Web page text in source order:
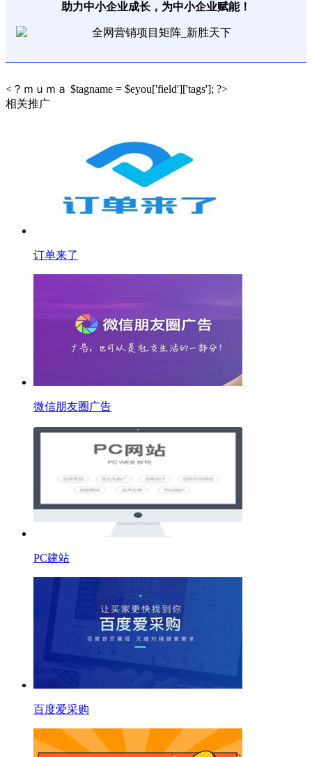
助力中小企业成长，为中小企业赋能！
<？ｍｕｍａ $tagname = $eyou['field']['tags']; ?>
相关推广
订单来了
微信朋友圈广告
PC建站
百度爱采购